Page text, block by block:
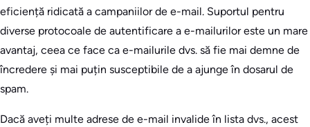
eficiență ridicată a campaniilor de e-mail. Suportul pentru
diverse protocoale de autentificare a e-mailurilor este un mare
avantaj, ceea ce face ca e-mailurile dvs. să fie mai demne de
încredere și mai puțin susceptibile de a ajunge în dosarul de
spam.
Dacă aveți multe adrese de e-mail invalide în lista dvs., acest